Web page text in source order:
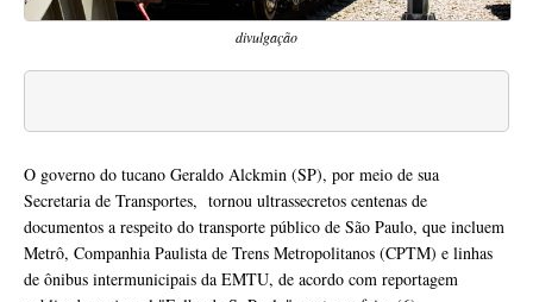
divulgação
O governo do tucano Geraldo Alckmin (SP), por meio de sua
Secretaria de Transportes, tornou ultrassecretos centenas de
documentos a respeito do transporte público de São Paulo, que incluem
Metrô, Companhia Paulista de Trens Metropolitanos (CPTM) e linhas
de ônibus intermunicipais da EMTU, de acordo com reportagem